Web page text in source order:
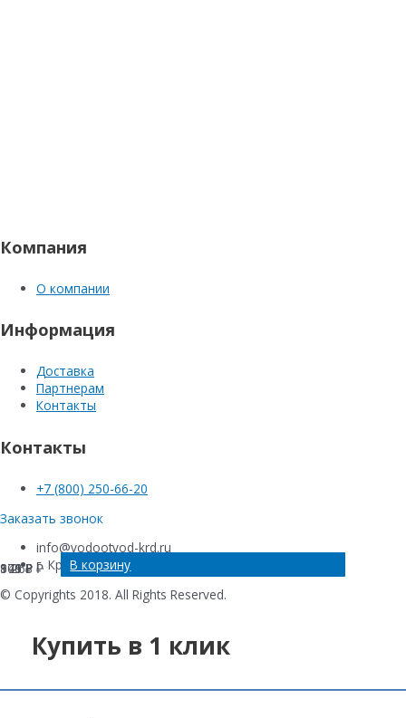
909₽ В корзину
841₽ В корзину
176₽ В корзину
1 268 ₽ В корзину
Компания
О компании
Информация
Доставка
Партнерам
Контакты
Контакты
+7 (800) 250-66-20
Заказать звонок
info@vodootvod-krd.ru
г. Краснодар, ул. Новороссийская , 220Е
© Copyrights 2018. All Rights Reserved.
Купить в 1 клик